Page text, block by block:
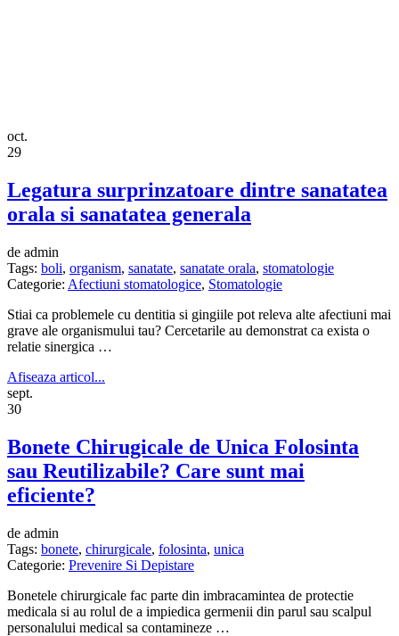
oct.
29
Legatura surprinzatoare dintre sanatatea
orala si sanatatea generala
de admin
Tags: boli, organism, sanatate, sanatate orala, stomatologie
Categorie: Afectiuni stomatologice, Stomatologie
Stiai ca problemele cu dentitia si gingiile pot releva alte afectiuni mai
grave ale organismului tau? Cercetarile au demonstrat ca exista o
relatie sinergica …
Afiseaza articol...
sept.
30
Bonete Chirugicale de Unica Folosinta
sau Reutilizabile? Care sunt mai
eficiente?
de admin
Tags: bonete, chirurgicale, folosinta, unica
Categorie: Prevenire Si Depistare
Bonetele chirurgicale fac parte din imbracamintea de protectie
medicala si au rolul de a impiedica germenii din parul sau scalpul
personalului medical sa contamineze …